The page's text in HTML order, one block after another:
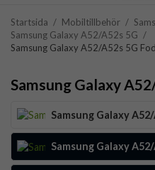
Startsida / Mobiltillbehör /
Samsung Galaxy A52/A52s 5G /
Samsung Galaxy A52/A52s 5G
Samsung Galaxy
Samsung Galaxy
Samsung Galaxy